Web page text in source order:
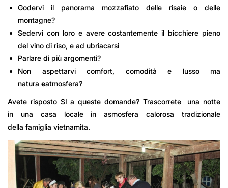
Godervi il panorama mozzafiato delle risaie o delle
montagne?
Sedervi con loro e avere costantemente il bicchiere pieno
del vino di riso, e ad ubriacarsi
Parlare di più argomenti?
Non aspettarvi comfort, comodità e lusso ma
natura eatmosfera?
Avete risposto SI a queste domande? Trascorrete
una notte
in una casa locale in asmosfera calorosa tradizionale
della famiglia vietnamita.